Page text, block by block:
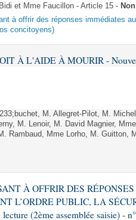
et Mme Faucillon - Article 15 -
à offrir des réponses immédiates
concitoyens)
À L'AIDE À MOURIR -
M. Allegret-Pilot, M.
M. Lenoir, M. David Magnier,
Rambaud, Mme Lorho, M. Guitton,
À OFFRIR DES
L’ORDRE PUBLIC, LA
(2ème assemblée saisie) -